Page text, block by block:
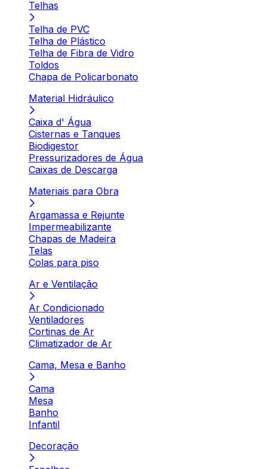
Telhas
Telha de PVC
Telha de Plástico
Telha de Fibra de Vidro
Toldos
Chapa de Policarbonato
Material Hidráulico
Caixa d' Água
Cisternas e Tanques
Biodigestor
Pressurizadores de Água
Caixas de Descarga
Materiais para Obra
Argamassa e Rejunte
Impermeabilizante
Chapas de Madeira
Telas
Colas para piso
Ar e Ventilação
Ar Condicionado
Ventiladores
Cortinas de Ar
Climatizador de Ar
Cama, Mesa e Banho
Cama
Mesa
Banho
Infantil
Decoração